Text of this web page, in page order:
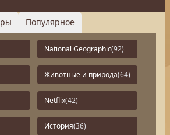
Популярное
National Geographic(92)
Животные и природа(64)
Netflix(42)
История(36)